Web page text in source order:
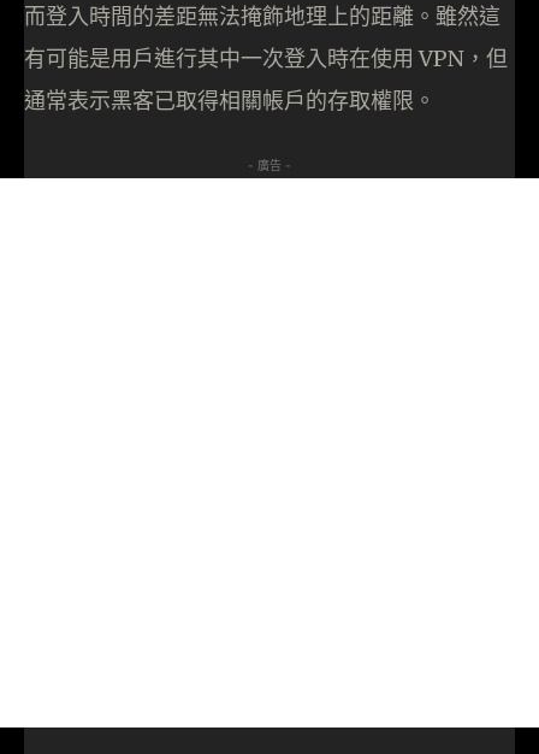
而登入時間的差距無法掩飾地理上的距離。雖然這
有可能是用戶進行其中一次登入時在使用 VPN，但
通常表示黑客已取得相關帳戶的存取權限。
- 廣告 -